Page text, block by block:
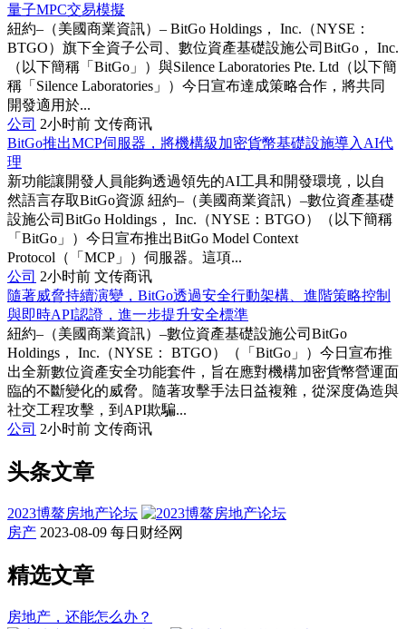
量子MPC交易模擬
紐約–（美國商業資訊）– BitGo Holdings， Inc.（NYSE：
BTGO）旗下全資子公司、數位資產基礎設施公司BitGo， Inc.
（以下簡稱「BitGo」）與Silence Laboratories Pte. Ltd（以下簡
稱「Silence Laboratories」）今日宣布達成策略合作，將共同
開發適用於...
公司 2小时前 文传商讯
BitGo推出MCP伺服器，將機構級加密貨幣基礎設施導入AI代
理
新功能讓開發人員能夠透過領先的AI工具和開發環境，以自
然語言存取BitGo資源 紐約–（美國商業資訊）–數位資產基礎
設施公司BitGo Holdings， Inc.（NYSE：BTGO）（以下簡稱
「BitGo」）今日宣布推出BitGo Model Context
Protocol（「MCP」）伺服器。這項...
公司 2小时前 文传商讯
隨著威脅持續演變，BitGo透過安全行動架構、進階策略控制
與即時API認證，進一步提升安全標準
紐約–（美國商業資訊）–數位資產基礎設施公司BitGo
Holdings， Inc.（NYSE： BTGO）（「BitGo」）今日宣布推
出全新數位資產安全功能套件，旨在應對機構加密貨幣營運面
臨的不斷變化的威脅。隨著攻擊手法日益複雜，從深度偽造與
社交工程攻擊，到API欺騙...
公司 2小时前 文传商讯
头条文章
2023博鳌房地产论坛
房产 2023-08-09 每日财经网
精选文章
房地产，还能怎么办？